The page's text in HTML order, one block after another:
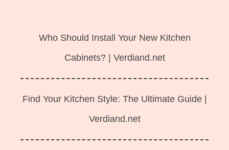
Who Should Install Your New Kitchen
Cabinets? | Verdiand.net
Find Your Kitchen Style: The Ultimate Guide |
Verdiand.net